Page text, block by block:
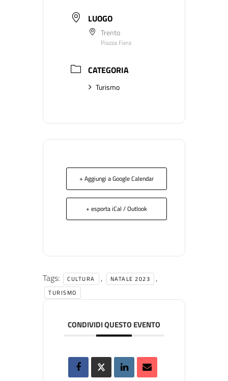
LUOGO
Trento
Piazza Fiera
CATEGORIA
Turismo
+ Aggiungi a Google Calendar
+ esporta iCal / Outlook
Tags: CULTURA , NATALE 2023 ,
TURISMO
CONDIVIDI QUESTO EVENTO